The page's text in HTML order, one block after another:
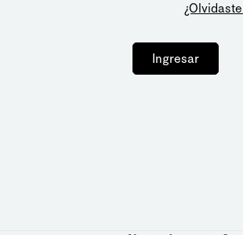
Ingresar